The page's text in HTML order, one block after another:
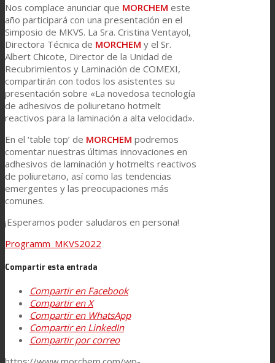
Innovación
I+D
Prestaciones
Sostenibilidad
Carrera
Atención al Cliente
Certificaciones
Nos complace anunciar que MORCHEM este
año participará con una presentación en el
Simposio de MKVS. La Sra. Cristina Ventayol,
Directora Técnica de MORCHEM y el Sr.
Albert Chicote, Director de la Unidad de
Recubrimientos y Laminación de COMEXI,
compartirán con todos los asistentes su
presentación sobre «La novedosa tecnología
de adhesivos de poliuretano hotmelt
reactivos para la laminación a alta velocidad».
En el ‘table top’ de MORCHEM podremos
comentar nuestras últimas innovaciones en
adhesivos de laminación y hotmelts reactivos
de poliuretano, así como las tendencias
emergentes y las preocupaciones más
comunes.
¡Esperamos poder saludaros en persona!
Programm_MKVS2022
Compartir esta entrada
Compartir en Facebook
Compartir en X
Compartir en WhatsApp
Compartir en LinkedIn
Compartir por correo